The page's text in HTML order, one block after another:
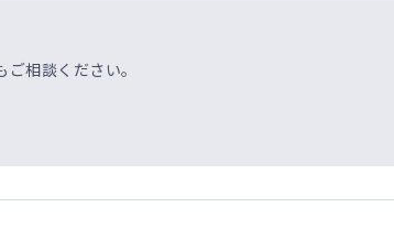
相談ください。